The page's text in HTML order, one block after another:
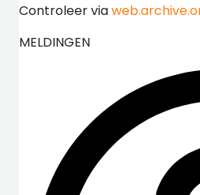
Controleer via
MELDINGEN